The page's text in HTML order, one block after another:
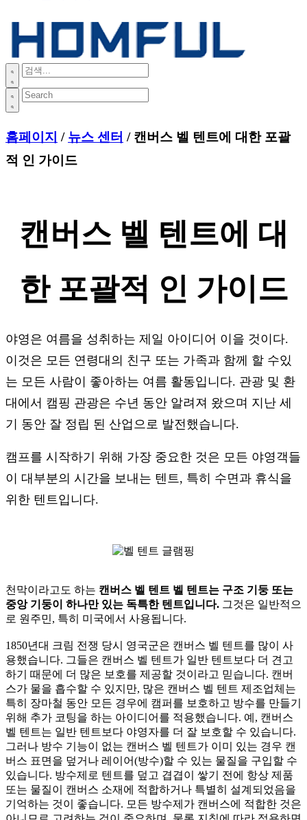
홈페이지 / 뉴스 센터 / 캔버스 벨 텐트에 대한 포괄
적 인 가이드
캔버스 벨 텐트에 대
한 포괄적 인 가이드
야영은 여름을 성취하는 제일 아이디어 이을 것이다.
이것은 모든 연령대의 친구 또는 가족과 함께 할 수있
는 모든 사람이 좋아하는 여름 활동입니다. 관광 및 환
대에서 캠핑 관광은 수년 동안 알려져 왔으며 지난 세
기 동안 잘 정립 된 산업으로 발전했습니다.
캠프를 시작하기 위해 가장 중요한 것은 모든 야영객들
이 대부분의 시간을 보내는 텐트, 특히 수면과 휴식을
위한 텐트입니다.
천막이라고도 하는 캔버스 벨 텐트 벨 텐트는 구조 기둥 또는
중앙 기둥이 하나만 있는 독특한 텐트입니다. 그것은 일반적으
로 원주민, 특히 미국에서 사용됩니다.
1850년대 크림 전쟁 당시 영국군은 캔버스 벨 텐트를 많이 사
용했습니다. 그들은 캔버스 벨 텐트가 일반 텐트보다 더 견고
하기 때문에 더 많은 보호를 제공할 것이라고 믿습니다. 캔버
스가 물을 흡수할 수 있지만, 많은 캔버스 벨 텐트 제조업체는
특히 장마철 동안 모든 경우에 캠퍼를 보호하고 방수를 만들기
위해 추가 코팅을 하는 아이디어를 적용했습니다. 예, 캔버스
벨 텐트는 일반 텐트보다 야영자를 더 잘 보호할 수 있습니다.
그러나 방수 기능이 없는 캔버스 벨 텐트가 이미 있는 경우 캔
버스 표면을 덮거나 레이어(방수)할 수 있는 물질을 구입할 수
있습니다. 방수제로 텐트를 덮고 겹겹이 쌓기 전에 항상 제품
또는 물질이 캔버스 소재에 적합하거나 특별히 설계되었음을
기억하는 것이 좋습니다. 모든 방수제가 캔버스에 적합한 것은